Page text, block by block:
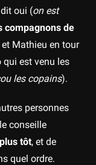
dit oui (on est
compagnons de
Mathieu en tour
qui est venu les
les copains).
personnes
conseille
tôt, et de
quel ordre.